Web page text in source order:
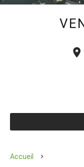
Accueil